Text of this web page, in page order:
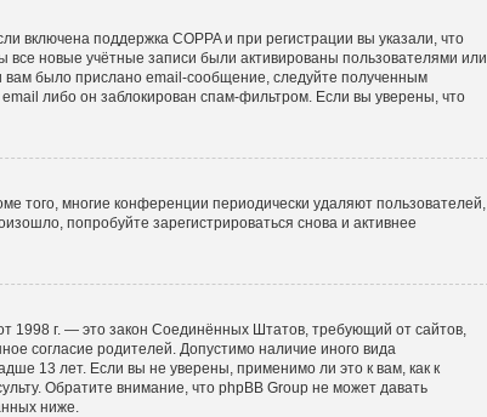
включена поддержка COPPA и при регистрации вы указали, что
новые учётные записи были активированы пользователями или
вам было прислано email-сообщение, следуйте полученным
либо он заблокирован спам-фильтром. Если вы уверены, что
того, многие конференции периодически удаляют пользователей,
попробуйте зарегистрироваться снова и активнее
1998 г. — это закон Соединённых Штатов, требующий от сайтов,
согласие родителей. Допустимо наличие иного вида
13 лет. Если вы не уверены, применимо ли это к вам, как к
Обратите внимание, что phpBB Group не может давать
ниже.